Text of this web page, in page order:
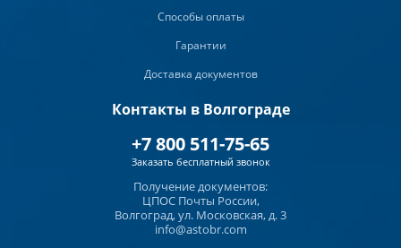
Способы оплаты
Гарантии
Доставка документов
Контакты в Волгограде
+7 800 511-75-65
Заказать бесплатный звонок
Получение документов:
ЦПОС Почты России,
Волгоград, ул. Московская, д. 3
info@astobr.com